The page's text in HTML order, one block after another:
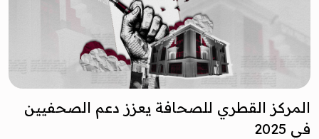
المركز القطري للصحافة يعزز دعم الصحفيين
في 2025